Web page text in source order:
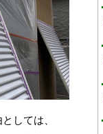
しては、